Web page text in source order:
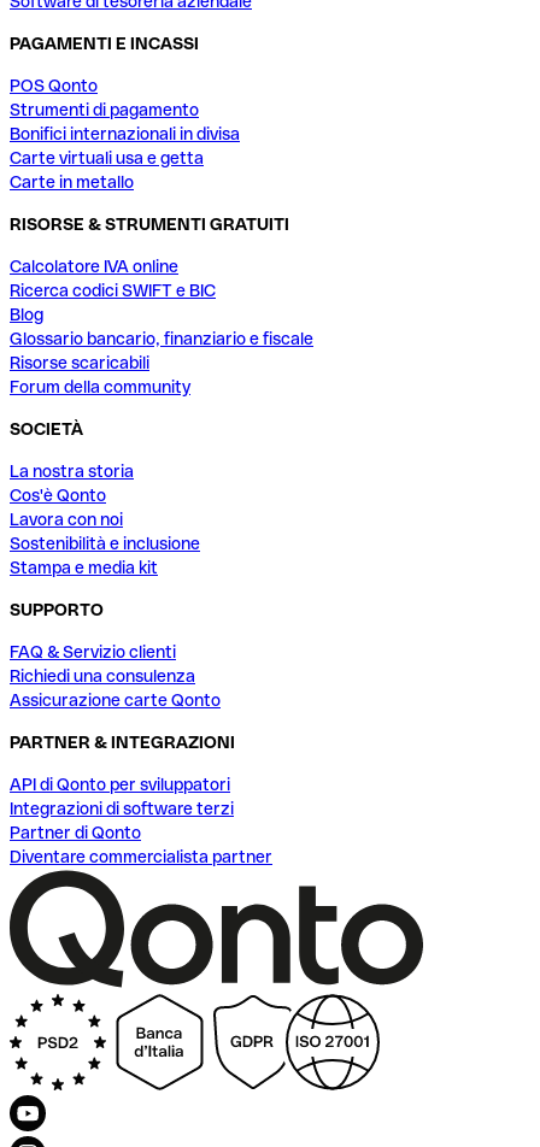
PAGAMENTI E INCASSI
POS Qonto
Strumenti di pagamento
Bonifici internazionali in divisa
Carte virtuali usa e getta
Carte in metallo
RISORSE & STRUMENTI GRATUITI
Calcolatore IVA online
Ricerca codici SWIFT e BIC
Blog
Glossario bancario, finanziario e fiscale
Risorse scaricabili
Forum della community
SOCIETÀ
La nostra storia
Cos'è Qonto
Lavora con noi
Sostenibilità e inclusione
Stampa e media kit
SUPPORTO
FAQ & Servizio clienti
Richiedi una consulenza
Assicurazione carte Qonto
PARTNER & INTEGRAZIONI
API di Qonto per sviluppatori
Integrazioni di software terzi
Partner di Qonto
Diventare commercialista partner